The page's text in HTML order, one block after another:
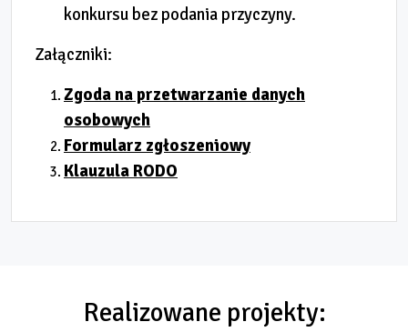
konkursu bez podania przyczyny.
Załączniki:
Zgoda na przetwarzanie danych
osobowych
Formularz zgłoszeniowy
Klauzula RODO
Realizowane projekty: